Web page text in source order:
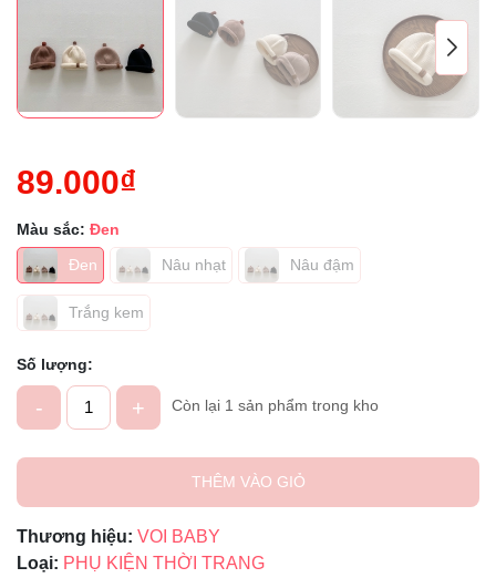
89.000₫
Màu sắc: Đen
Đen
Nâu nhạt Nâu đậm
Trắng kem
Số lượng:
- + Còn lại 1 sản phẩm trong kho
THÊM VÀO GIỎ
Thương hiệu: VOI BABY
Loại: PHỤ KIỆN THỜI TRANG